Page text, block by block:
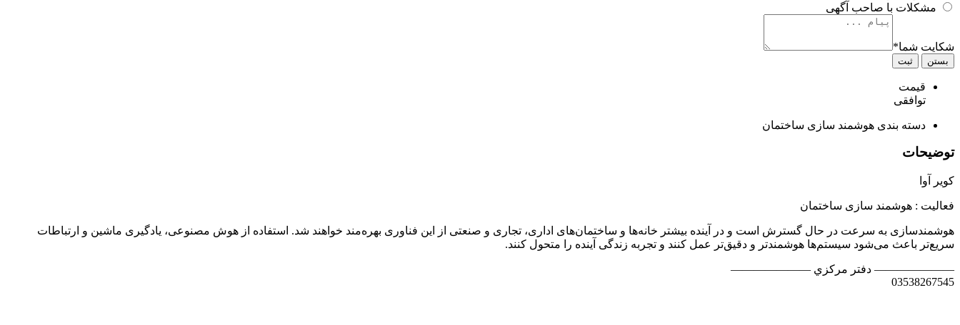
مشکلات با صاحب آگهی
شکایت شما*
بستن ثبت
قیمت
توافقی
دسته بندی هوشمند سازی ساختمان
توضیحات
کویر آوا
فعالیت : هوشمند سازی ساختمان
هوشمندسازی به سرعت در حال گسترش است و در آینده بیشتر خانه‌ها و ساختمان‌های اداری، تجاری و صنعتی از این فناوری بهره‌مند خواهند شد. استفاده از هوش مصنوعی، یادگیری ماشین و ارتباطات
سریع‌تر باعث می‌شود سیستم‌ها هوشمندتر و دقیق‌تر عمل کنند و تجربه زندگی آینده را متحول کنند.
——————— دفتر مرکزي ———————
03538267545